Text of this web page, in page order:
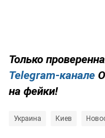
Только
Telegram-канале
на фейки!
Украина Киев